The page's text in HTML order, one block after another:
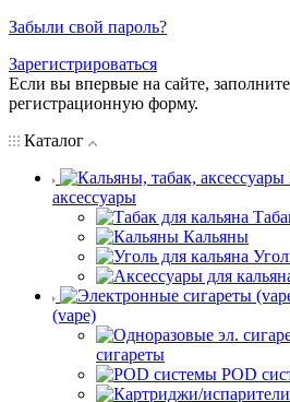
Забыли свой пароль?
Зарегистрироваться
Если вы впервые на сайте,
регистрационную форму.
Каталог
аксессуары
Кальяны
(vape)
сигареты
POD